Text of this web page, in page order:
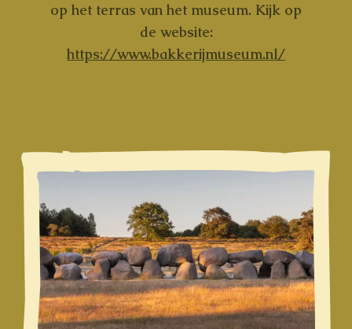
op het terras van het museum. Kijk op
de website:
https://www.bakkerijmuseum.nl/